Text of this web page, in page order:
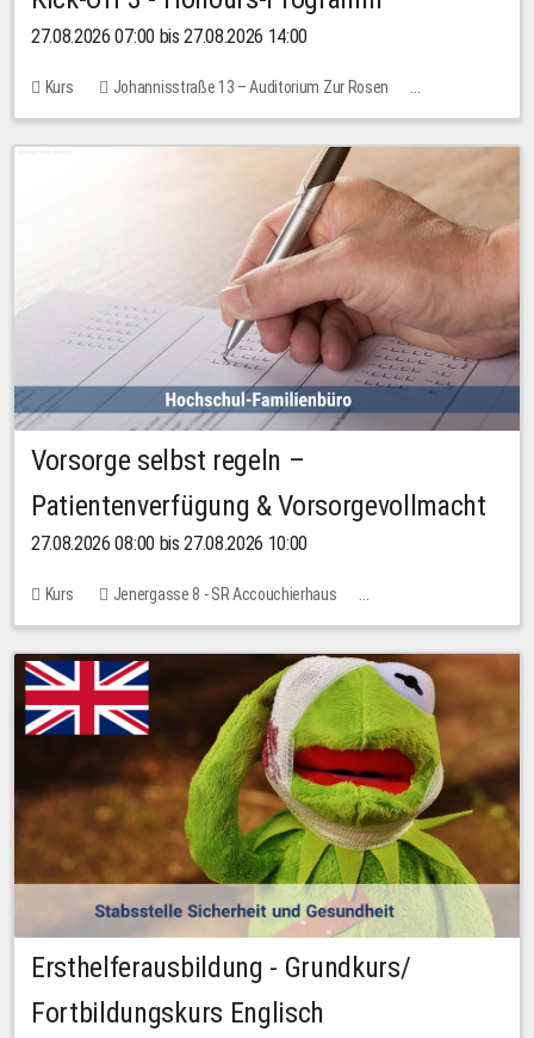
27.08.2026 07:00 bis 27.08.2026 14:00
Kurs
Johannisstraße 13 – Auditorium Zur Rosen
11 Plätze
Vorsorge selbst regeln –
Patientenverfügung & Vorsorgevollmacht
27.08.2026 08:00 bis 27.08.2026 10:00
Kurs
Jenergasse 8 - SR Accouchierhaus
Keine freien Plätze
Ersthelferausbildung - Grundkurs/
Fortbildungskurs Englisch